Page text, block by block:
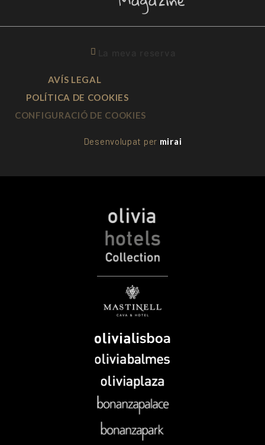
AVÍS LEGAL
POLÍTICA DE COOKIES
CONFIGURACIÓ DE COOKIES
Desenvolupat per mirai